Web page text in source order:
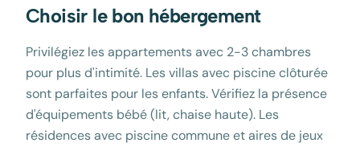
Choisir le bon hébergement
Privilégiez les appartements avec 2-3 chambres
pour plus d'intimité. Les villas avec piscine clôturée
sont parfaites pour les enfants. Vérifiez la présence
d'équipements bébé (lit, chaise haute). Les
résidences avec piscine commune et aires de jeux